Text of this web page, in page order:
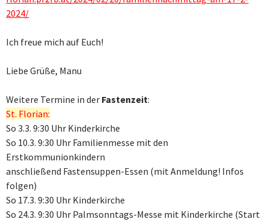
2024/
Ich freue mich auf Euch!
Liebe Grüße, Manu
Weitere Termine in der Fastenzeit:
St. Florian:
So 3.3. 9:30 Uhr Kinderkirche
So 10.3. 9:30 Uhr Familienmesse mit den
Erstkommunionkindern
anschließend Fastensuppen-Essen (mit Anmeldung! Infos
folgen)
So 17.3. 9:30 Uhr Kinderkirche
So 24.3. 9:30 Uhr Palmsonntags-Messe mit Kinderkirche (Start